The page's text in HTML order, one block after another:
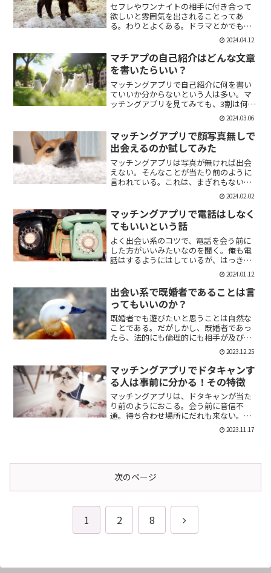
セフレやワンナイトの相手に付き合って
欲しいと雰囲気を出されることってあ
る。わりとよくある。ドラマとかでも、
「1回やっただけで恋人面するな。」みた
いなのがあるけど、現実でもよくある。
そんな時に、相手を気付つけずいかに波
風立てずに振るか。遊び人...
2024.04.12
マチアプの自己紹介はどんな文章
を書いたらいい？
マッチングアプリで自己紹介に何を書い
ていいか分からないという人は多い。マ
ッチングアプリを見てみても、3割は何も
書いていない人がいる。なかには、何を
書いていいか分かりませんー。とだけ書
いている人も。なので、今回の記事はマ
チアプのプロフィールの...
2024.03.06
マッチングアプリで顔写真無しで
出会えるのか試してみた
マッチングアプリは写真が無ければ出会
えない。そんなことが当たり前のように
言われている。これは、まぎれもない事
実だと思う。自分が使う時に写真を載せ
ていない人は無視するし、相手をするに
しても適当にあしらう。写真無しで出会
えるのは、お金が発生する...
2024.02.02
マッチングアプリで電話はしなく
てもいいという話
よく出会い系のコツで、電話を会う前に
した方がいいみたいなのを聞く。俺も電
話はするようにはしているが、はっきり
言っちゃうと電話なんていらない。よっ
ぽど話術や声に自信ある人だけすればい
いと思っている。では、その理由を語っ
ていこう。電話を嫌がる人...
2024.01.12
出会い系で既婚者であることは言
ってもいいのか？
既婚者でも遊びたいと思うことは自然な
ことである。だがしかし、既婚者であっ
たら、法的にも倫理的にも相手が及び腰
になることは明らかだ。では、既婚者で
あることを言わない方がいいのか。否、
それは違う。既婚者であることを伝える
メリット出会い系で既婚者...
2023.12.25
マッチングアプリでドタキャンす
る人は事前に分かる！その特徴
マッチングアプリは、ドタキャンが当た
り前のようにおこる。会う前に音信不
通。待ち合わせ場所にだれも来ない。そ
んなの普通だ。迷惑な話だが、このドタ
キャン野郎どもは見分けることができ
2023.11.17
次のページ
1 2 8
次